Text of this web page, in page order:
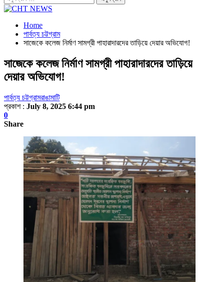
Home
পার্বত্য চট্টগ্রাম
সাজেকে কলেজ নির্মাণ সামগ্রী পাহারাদারদের তাড়িয়ে দেয়ার অভিযোগ!
সাজেকে কলেজ নির্মাণ সামগ্রী পাহারাদারদের তাড়িয়ে
দেয়ার অভিযোগ!
পার্বত্য চট্টগ্রামরাঙামাটি
প্রকাশ : July 8, 2025 6:44 pm
0
Share